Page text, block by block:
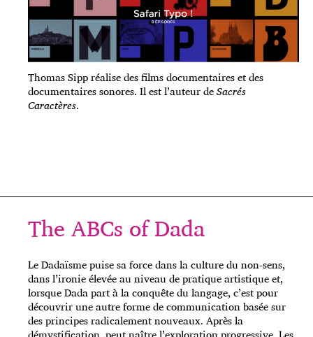
Thomas Sipp réalise des films documentaires et des
documentaires sonores. Il est l’auteur deSacrés
Caractères.
The ABCs of Dada
Le Dadaïsme puise sa force dans la culture du non-sens,
dans l’ironie élevée au niveau de pratique artistique et,
lorsque Dada part à la conquête du langage, c’est pour
découvrir une autre forme de communication basée sur
des principes radicalement nouveaux. Après la